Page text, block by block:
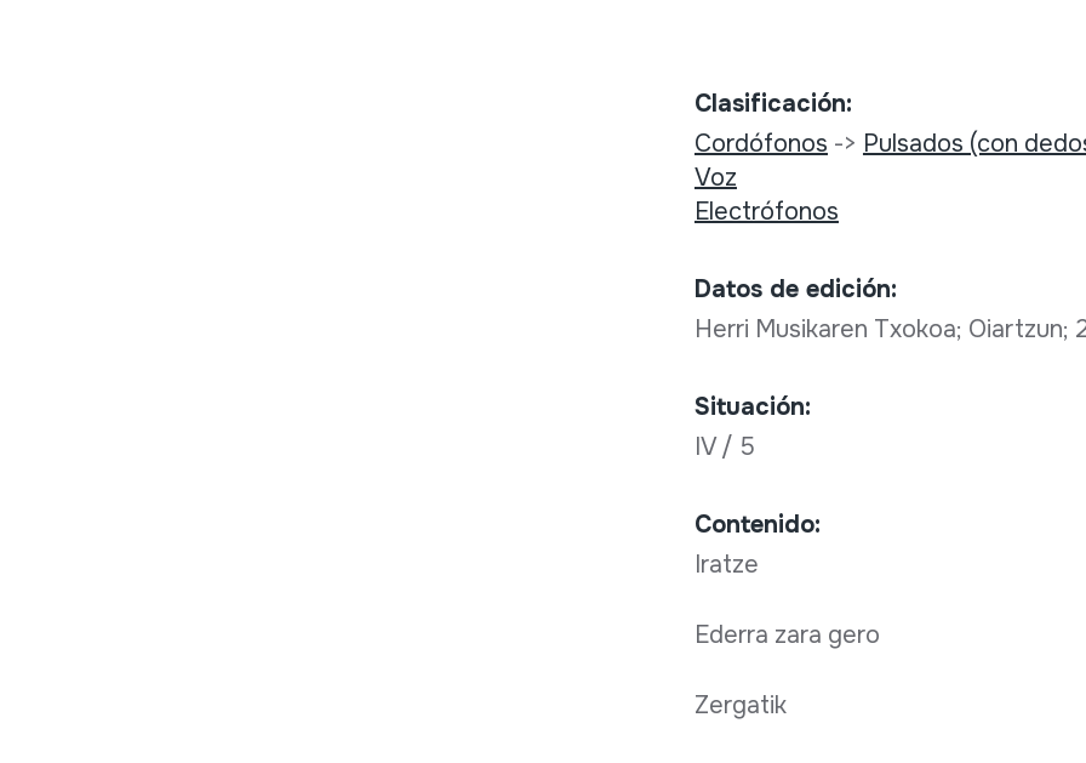
Clasificación:
Cordófonos -> Pulsados (con
Voz
Electrófonos
Datos de edición:
Herri Musikaren Txokoa; Oiartzun;
Situación:
IV / 5
Contenido:
Iratze
Ederra zara gero
Zergatik